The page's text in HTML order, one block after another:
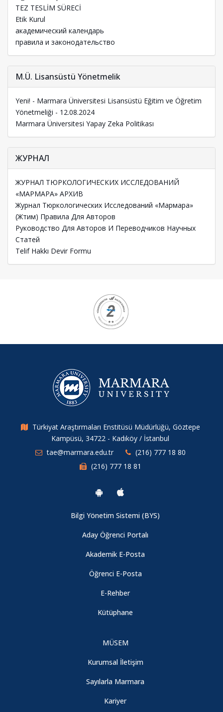
TEZ TESLİM SÜRECİ
Etik Kurul
академический календарь
правила и законодательство
M.Ü. Lisansüstü Yönetmelik
Yeni! - Marmara Üniversitesi Lisansüstü Eğitim ve Öğretim
Yönetmeliği - 12.08.2024
Marmara Üniversitesi Yapay Zeka Politikası
ЖУРНАЛ
ЖУРНАЛ ТЮРКОЛОГИЧЕСКИХ ИССЛЕДОВАНИЙ
«МАРМАРА» АРХИВ
Журнал Тюркологических Исследований «Мармара»
(Жтим) Правила Для Авторов
Руководство Для Авторов И Переводчиков Научных
Статей
Telif Hakkı Devir Formu
Türkiyat Araştırmaları Enstitüsü Müdürlüğü, Göztepe
Kampüsü, 34722 - Kadıköy / İstanbul
tae@marmara.edu.tr
(216) 777 18 80
(216) 777 18 81
Bilgi Yönetim Sistemi (BYS)
Aday Öğrenci Portalı
Akademik E-Posta
Öğrenci E-Posta
E-Rehber
Kütüphane
MÜSEM
Kurumsal İletişim
Sayılarla Marmara
Kariyer